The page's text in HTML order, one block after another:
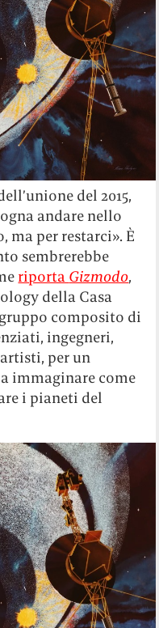
del 2015,
andare nello
ma per restarci». È
sembrerebbe
riporta Gizmodo,
della Casa
composito di
ingegneri,
per un
immaginare come
i pianeti del